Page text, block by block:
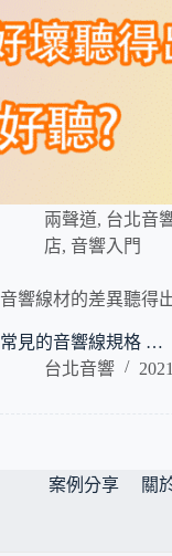
兩聲道, 台北音
店, 音響入門
音響線材的差異聽得
常見的音響線規格 …
台北音響
案例分享 關